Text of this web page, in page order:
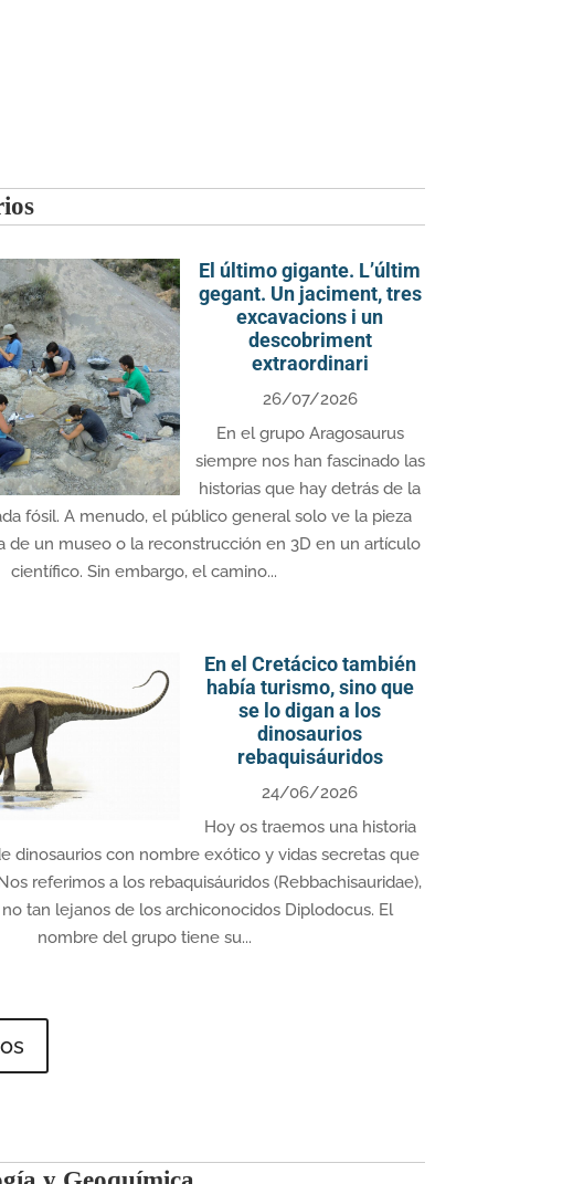
El último gigante. L’últim
gegant. Un jaciment, tres
excavacions i un
descobriment
extraordinari
26/07/2026
En el grupo Aragosaurus
siempre nos han fascinado las
historias que hay detrás de la
fósil. A menudo, el público general solo ve la pieza
de un museo o la reconstrucción en 3D en un artículo
científico. Sin embargo, el camino...
En el Cretácico también
había turismo, sino que
se lo digan a los
dinosaurios
rebaquisáuridos
24/06/2026
Hoy os traemos una historia
dinosaurios con nombre exótico y vidas secretas que
referimos a los rebaquisáuridos (Rebbachisauridae),
tan lejanos de los archiconocidos Diplodocus. El
nombre del grupo tiene su...